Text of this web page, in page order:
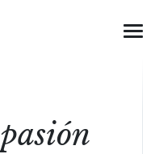
pasión